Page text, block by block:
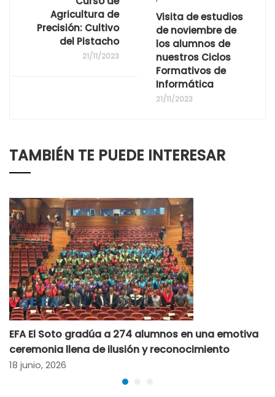
Agricultura de
Precisión: Cultivo
del Pistacho
21/11/2023
Visita de estudios
de noviembre de
los alumnos de
nuestros Ciclos
Formativos de
Informática
21/11/2023
TAMBIÉN TE PUEDE INTERESAR
EFA El Soto gradúa a 274 alumnos en una emotiva
ceremonia llena de ilusión y reconocimiento
18 junio, 2026